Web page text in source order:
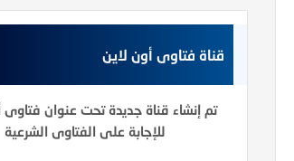
قناة فتاوى أون لاين
تم إنشاء قناة جديدة تحت عنوان فتاوى
للإجابة على الفتاوى الشرعية